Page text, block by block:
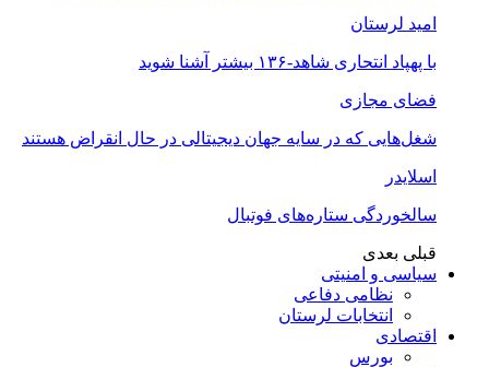
امید لرستان
با پهپاد انتحاری شاهد-۱۳۶ بیشتر آشنا شوید
فضای مجازی
شغل‌‌هایی که در سایه جهان دیجیتالی در حال انقراض هستند
اسلایدر
سالخوردگی ستاره‌های فوتبال
قبلی بعدی
سیاسی و امنیتی
نظامی دفاعی
انتخابات لرستان
اقتصادی
بورس